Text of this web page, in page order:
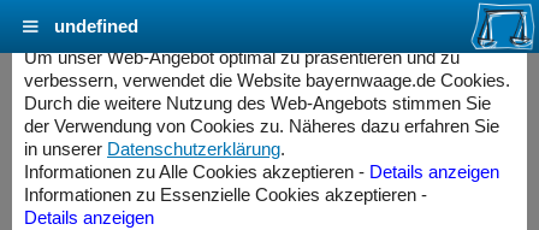
BWW Verhältnisdosiersystem
Wägebereich: 1500 g, Ablesbarkeit: 0,01 g, nicht eichfähig
Cookie Einstellungen - bayernwaage.de
Um unser Web-Angebot optimal zu präsentieren und zu
verbessern, verwendet die Website bayernwaage.de Cookies.
Durch die weitere Nutzung des Web-Angebots stimmen Sie
der Verwendung von Cookies zu. Näheres dazu erfahren Sie
in unserer Datenschutzerklärung.
Informationen zu Alle Cookies akzeptieren - Details anzeigen
Informationen zu Essenzielle Cookies akzeptieren -
Details anzeigen
undefined